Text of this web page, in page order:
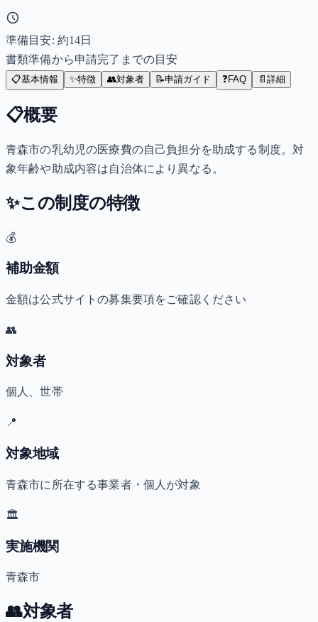
準備目安: 約14日
書類準備から申請完了までの目安
📋基本情報 ✨特徴 👥対象者 📝申請ガイド ❓FAQ 📄 詳細
📋概要
青森市の乳幼児の医療費の自己負担分を助成する制度。対
象年齢や助成内容は自治体により異なる。
✨この制度の特徴
💰
補助金額
金額は公式サイトの募集要項をご確認ください
👥
対象者
個人、世帯
📍
対象地域
青森市に所在する事業者・個人が対象
🏛️
実施機関
青森市
👥対象者